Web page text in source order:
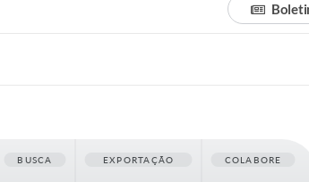
BUSCA EXPORTAÇÃO COLABORE